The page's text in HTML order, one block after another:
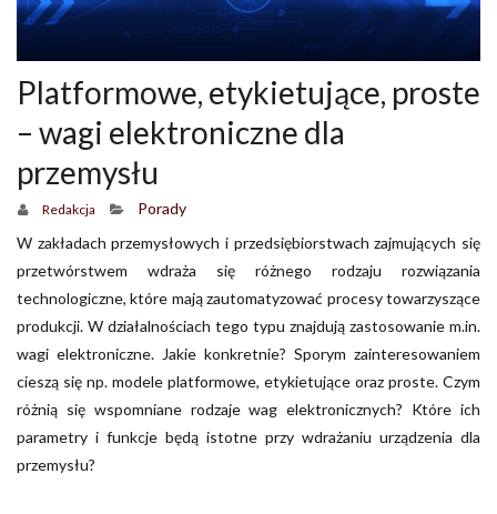
Platformowe, etykietujące, proste
– wagi elektroniczne dla
przemysłu
Redakcja
Porady
W zakładach przemysłowych i przedsiębiorstwach zajmujących się
przetwórstwem wdraża się różnego rodzaju rozwiązania
technologiczne, które mają zautomatyzować procesy towarzyszące
produkcji. W działalnościach tego typu znajdują zastosowanie m.in.
wagi elektroniczne. Jakie konkretnie? Sporym zainteresowaniem
cieszą się np. modele platformowe, etykietujące oraz proste. Czym
różnią się wspomniane rodzaje wag elektronicznych? Które ich
parametry i funkcje będą istotne przy wdrażaniu urządzenia dla
przemysłu?